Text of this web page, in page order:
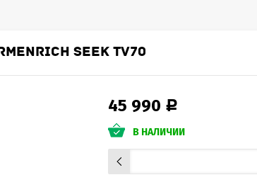
SEEK TV70
45 990 Р
В НАЛИЧИИ